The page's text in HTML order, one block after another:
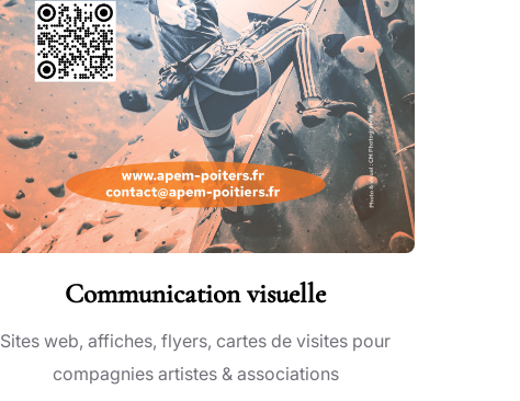
Communication visuelle
Sites web, affiches, flyers, cartes de visites pour
compagnies artistes & associations